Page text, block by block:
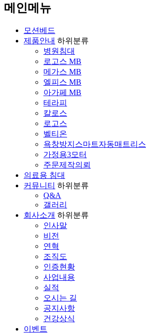
메인메뉴
모션베드
제품안내 하위분류
병원침대
로고스 MB
메가스 MB
엘피스 MB
아가페 MB
테라피
칼로스
로고스
벨티온
욕창방지스마트자동매트리스
가정용3모터
주문제작의뢰
의료용 침대
커뮤니티 하위분류
Q&A
갤러리
회사소개 하위분류
인사말
비전
연혁
조직도
인증현황
사업내용
실적
오시는 길
공지사항
건강상식
이벤트